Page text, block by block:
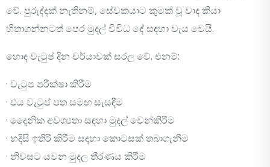
වේ. පුරුද්දක් නැතිනම්, සේවකයාට කුමක් වූ වාද කියා
හිතාගන්නටත් පෙර මුදල් විවිධ දේ සඳහා වැය වෙයි.
හොඳ වැටුප් දින චර්යාවක් සරල වේ. එනම්:
· වැටුප පරීක්ෂා කිරීම
· එය වැටුප් පත සමඟ සැසඳීම
· දෛනික අවශ්‍යතා සඳහා මුදල් වෙන්කිරීම
· හදිසි ඉතිරි කිරීම සඳහා කොටසක් තබාගැනීම
· නිවසට යවන මුදල තීරණය කිරීම